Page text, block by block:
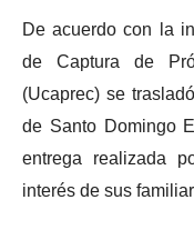
De acuerdo con la
de Captura de
(Ucaprec) se
de Santo Domingo
entrega realizada
interés de sus